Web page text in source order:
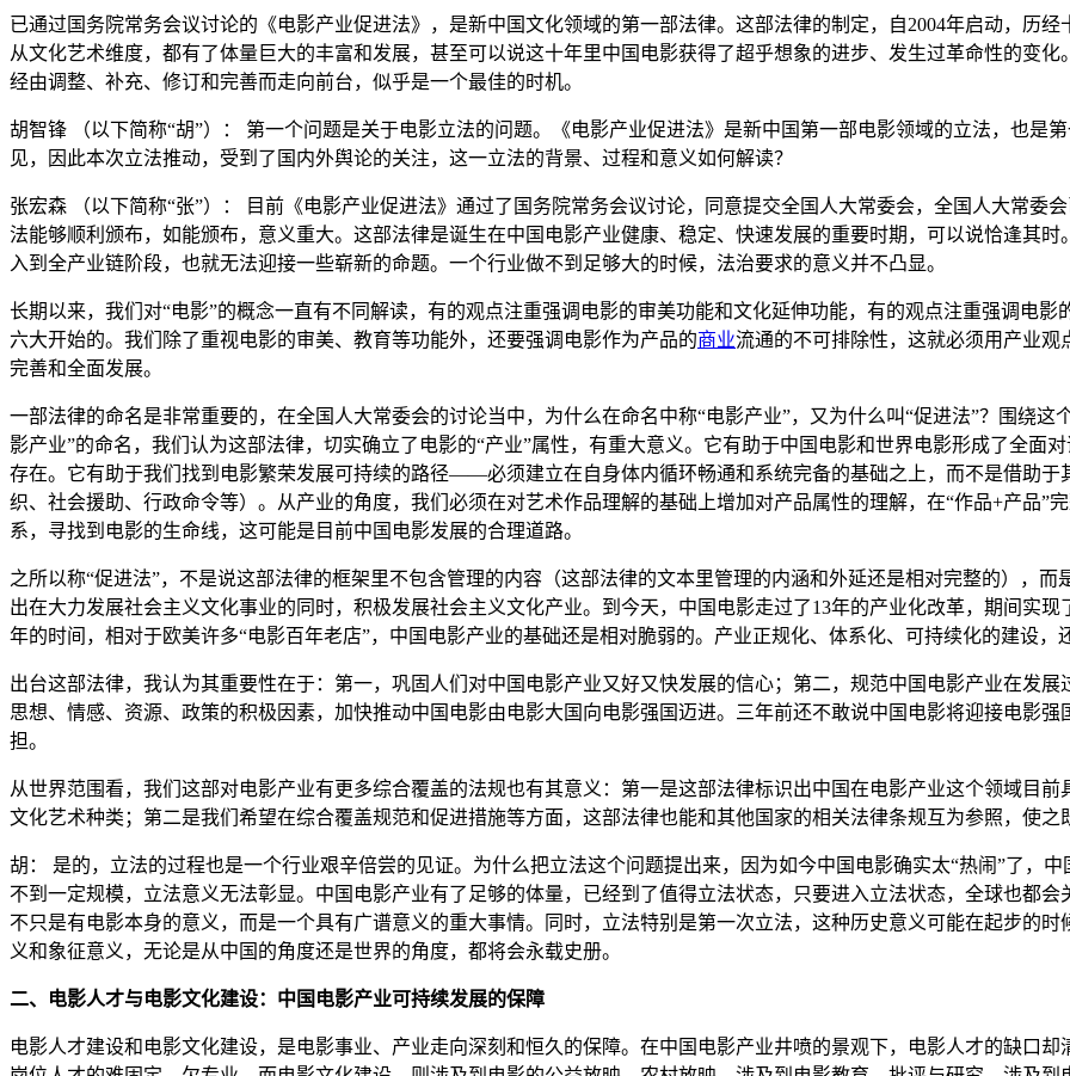
已通过国务院常务会议讨论的《电影产业促进法》，是新中国文化领域的第一部法律。这部法律的制定，自2004年启动，历
从文化艺术维度，都有了体量巨大的丰富和发展，甚至可以说这十年里中国电影获得了超乎想象的进步、发生过革命性的变
经由调整、补充、修订和完善而走向前台，似乎是一个最佳的时机。
胡智锋 （以下简称“胡”）： 第一个问题是关于电影立法的问题。《电影产业促进法》是新中国第一部电影领域的立法，也是
见，因此本次立法推动，受到了国内外舆论的关注，这一立法的背景、过程和意义如何解读？
张宏森 （以下简称“张”）： 目前《电影产业促进法》通过了国务院常务会议讨论，同意提交全国人大常委会，全国人大常委
法能够顺利颁布，如能颁布，意义重大。这部法律是诞生在中国电影产业健康、稳定、快速发展的重要时期，可以说恰逢其
入到全产业链阶段，也就无法迎接一些崭新的命题。一个行业做不到足够大的时候，法治要求的意义并不凸显。
长期以来，我们对“电影”的概念一直有不同解读，有的观点注重强调电影的审美功能和文化延伸功能，有的观点注重强调电
六大开始的。我们除了重视电影的审美、教育等功能外，还要强调电影作为产品的商业流通的不可排除性，这就必须用产业
完善和全面发展。
一部法律的命名是非常重要的，在全国人大常委会的讨论当中，为什么在命名中称“电影产业”，又为什么叫“促进法”？围绕
影产业”的命名，我们认为这部法律，切实确立了电影的“产业”属性，有重大意义。它有助于中国电影和世界电影形成了全面
存在。它有助于我们找到电影繁荣发展可持续的路径——必须建立在自身体内循环畅通和系统完备的基础之上，而不是借助于
织、社会援助、行政命令等）。从产业的角度，我们必须在对艺术作品理解的基础上增加对产品属性的理解，在“作品+产品”
系，寻找到电影的生命线，这可能是目前中国电影发展的合理道路。
之所以称“促进法”，不是说这部法律的框架里不包含管理的内容（这部法律的文本里管理的内涵和外延还是相对完整的），
出在大力发展社会主义文化事业的同时，积极发展社会主义文化产业。到今天，中国电影走过了13年的产业化改革，期间实
年的时间，相对于欧美许多“电影百年老店”，中国电影产业的基础还是相对脆弱的。产业正规化、体系化、可持续化的建设，
出台这部法律，我认为其重要性在于：第一，巩固人们对中国电影产业又好又快发展的信心；第二，规范中国电影产业在发
思想、情感、资源、政策的积极因素，加快推动中国电影由电影大国向电影强国迈进。三年前还不敢说中国电影将迎接电影
担。
从世界范围看，我们这部对电影产业有更多综合覆盖的法规也有其意义：第一是这部法律标识出中国在电影产业这个领域目
文化艺术种类；第二是我们希望在综合覆盖规范和促进措施等方面，这部法律也能和其他国家的相关法律条规互为参照，使之
胡： 是的，立法的过程也是一个行业艰辛倍尝的见证。为什么把立法这个问题提出来，因为如今中国电影确实太“热闹”了，
不到一定规模，立法意义无法彰显。中国电影产业有了足够的体量，已经到了值得立法状态，只要进入立法状态，全球也都
不只是有电影本身的意义，而是一个具有广谱意义的重大事情。同时，立法特别是第一次立法，这种历史意义可能在起步的
义和象征意义，无论是从中国的角度还是世界的角度，都将会永载史册。
二、电影人才与电影文化建设：中国电影产业可持续发展的保障
电影人才建设和电影文化建设，是电影事业、产业走向深刻和恒久的保障。在中国电影产业井喷的景观下，电影人才的缺口